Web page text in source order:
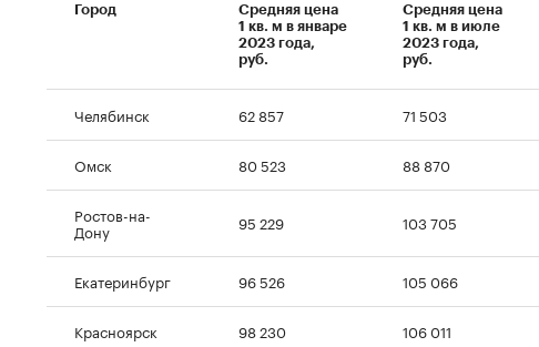
Город
Средняя цена
1 кв. м в январе
2023 года,
руб.
Средняя цена
1 кв. м в июле
2023 года,
руб.
Челябинск 62 857 71 503
Омск 80 523 88 870
Ростов-на-
Дону 95 229 103 705
Екатеринбург 96 526 105 066
Красноярск 98 230 106 011